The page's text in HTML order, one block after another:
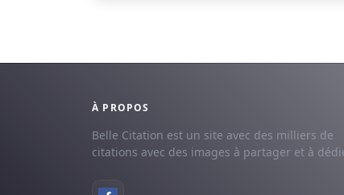
À PROPOS
Belle Citation est un site avec des milliers de
citations avec des images à partager et à